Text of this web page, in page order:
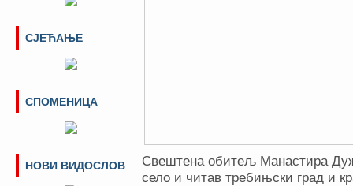
Свештена обитељ Манастира
село и читав требињски град и
СЈЕЋАЊЕ
СПОМЕНИЦА
НОВИ ВИДОСЛОВ